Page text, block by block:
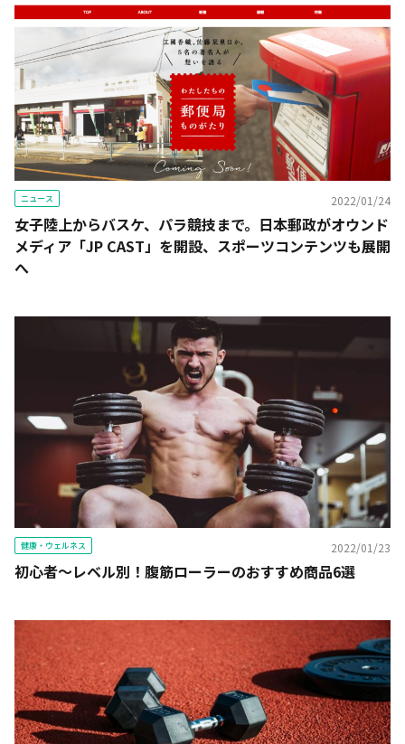
ニュース 2022/01/24
女子陸上からバスケ、パラ競技まで。日本郵政がオウンド
メディア「JP CAST」を開設、スポーツコンテンツも展開
へ
健康・ウェルネス 2022/01/23
初心者〜レベル別！腹筋ローラーのおすすめ商品6選